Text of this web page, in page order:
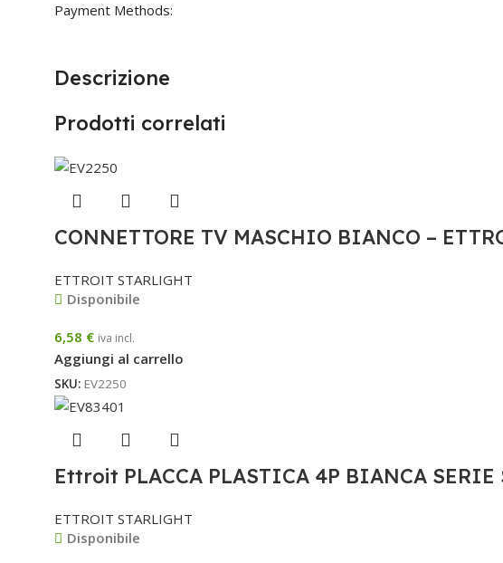
Payment Methods:
Descrizione
Prodotti correlati
CONNETTORE TV MASCHIO BIANCO –
ETTROIT STARLIGHT
Disponibile
6,58 € iva incl.
Aggiungi al carrello
SKU: EV2250
Ettroit PLACCA PLASTICA 4P BIANCA SERIE
ETTROIT STARLIGHT
Disponibile